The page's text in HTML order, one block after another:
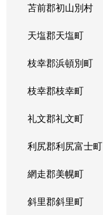
苫前郡初山別村
天塩郡天塩町
枝幸郡浜頓別町
枝幸郡枝幸町
礼文郡礼文町
利尻郡利尻富士町
網走郡美幌町
斜里郡斜里町